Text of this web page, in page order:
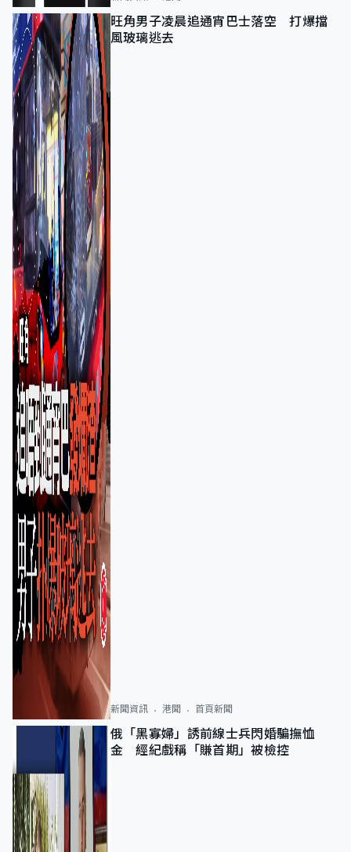
旺角男子凌晨追通宵巴士落空 打爆擋
風玻璃逃去
新聞資訊 港聞 首頁新聞
俄「黑寡婦」誘前線士兵閃婚騙撫恤
金 經紀戲稱「賺首期」被檢控